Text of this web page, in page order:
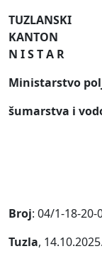
TUZLANSKI
N I S T A R
Ministarstvo
šumarstva
Broj: 04/1-18-
Tuzla,